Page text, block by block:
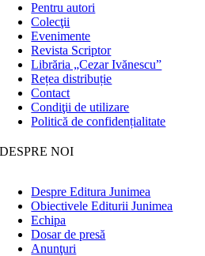
Pentru autori
Colecţii
Evenimente
Revista Scriptor
Librăria „Cezar Ivănescu”
Rețea distribuție
Contact
Condiţii de utilizare
Politică de confidențialitate
DESPRE NOI
Despre Editura Junimea
Obiectivele Editurii Junimea
Echipa
Dosar de presă
Anunţuri